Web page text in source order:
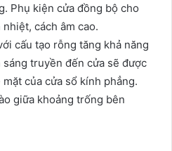
Phụ kiện cửa đồng bộ cho
cách âm cao.
cấu tạo rỗng tăng khả năng
truyền đến cửa sẽ được
của cửa sổ kính phẳng.
giữa khoảng trống bên